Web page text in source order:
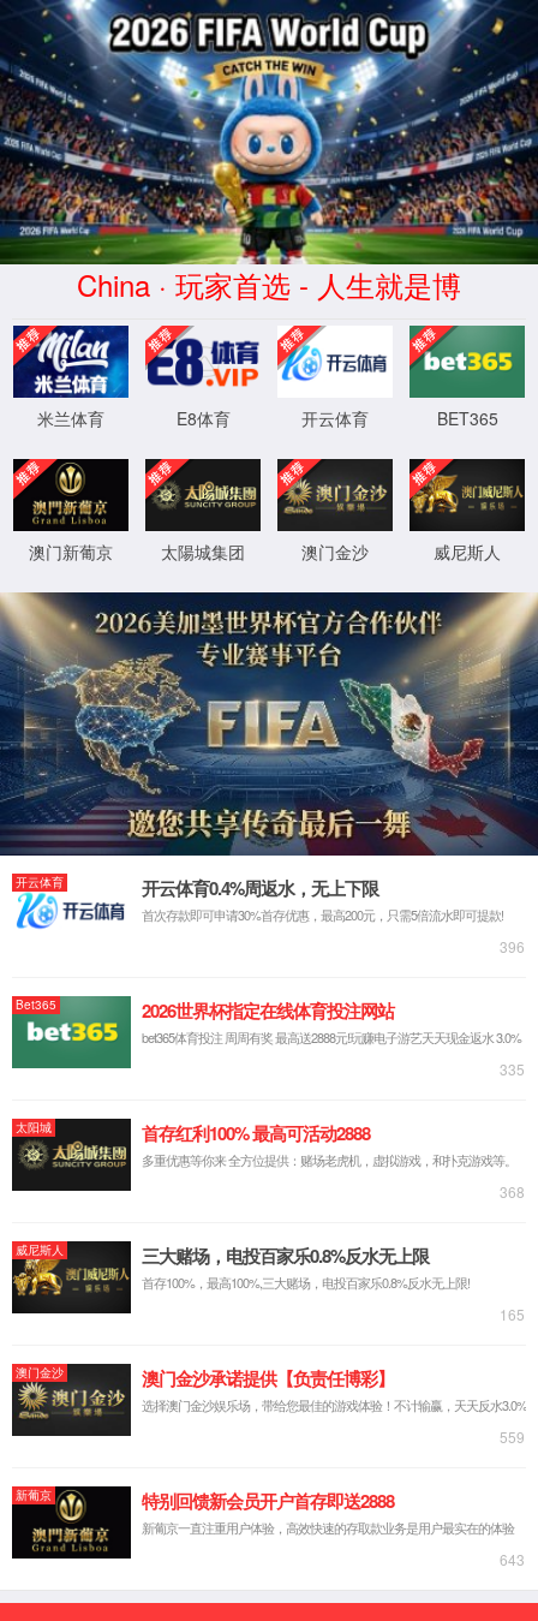
首页
实验室设计·咨询
实验室设计规划
实验室设计标准
实验室系统·方案
实验室通风系统
实验室净化系统
实验室供气系统
实验室供水系统
实验室三废系统
手术室净化系统
实验台系列